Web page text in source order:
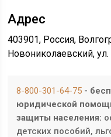
Адрес
403901, Россия,
Новониколаевский, ул.
8-800-301-64-75 -
юридической
защиты населения:
детских пособий,